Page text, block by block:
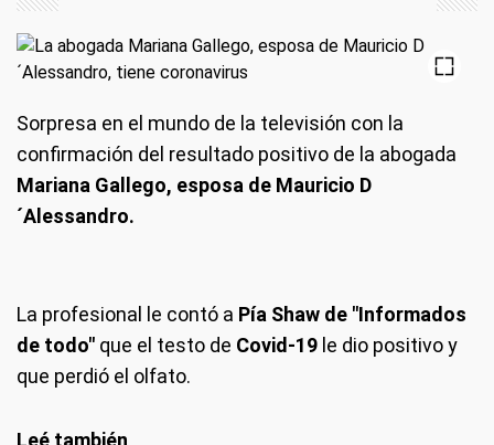
Sorpresa en el mundo de la televisión con la
confirmación del resultado positivo de la abogada
Mariana Gallego, esposa de Mauricio D
´Alessandro.
La profesional le contó a Pía Shaw de "Informados
de todo" que el testo de Covid-19 le dio positivo y
que perdió el olfato.